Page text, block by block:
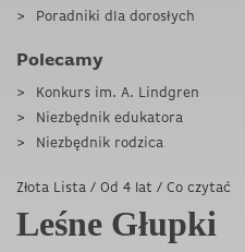
Poradniki dla dorosłych
Polecamy
Konkurs im. A. Lindgren
Niezbędnik edukatora
Niezbędnik rodzica
Złota Lista / Od 4 lat / Co czytać
Leśne Głupki